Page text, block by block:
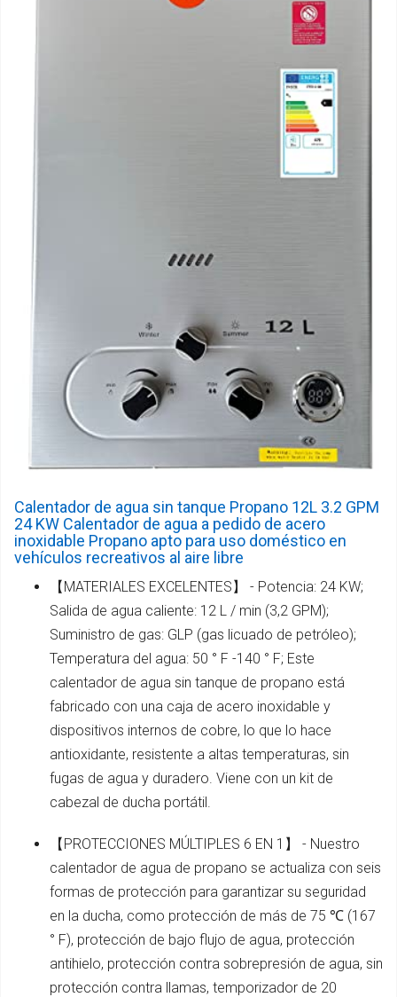
Calentador de agua sin tanque Propano 12L 3.2 GPM
24 KW Calentador de agua a pedido de acero
inoxidable Propano apto para uso doméstico en
vehículos recreativos al aire libre
【MATERIALES EXCELENTES】 - Potencia: 24 KW;
Salida de agua caliente: 12 L / min (3,2 GPM);
Suministro de gas: GLP (gas licuado de petróleo);
Temperatura del agua: 50 ° F -140 ° F; Este
calentador de agua sin tanque de propano está
fabricado con una caja de acero inoxidable y
dispositivos internos de cobre, lo que lo hace
antioxidante, resistente a altas temperaturas, sin
fugas de agua y duradero. Viene con un kit de
cabezal de ducha portátil.
【PROTECCIONES MÚLTIPLES 6 EN 1】 - Nuestro
calentador de agua de propano se actualiza con seis
formas de protección para garantizar su seguridad
en la ducha, como protección de más de 75 ℃ (167
° F), protección de bajo flujo de agua, protección
antihielo, protección contra sobrepresión de agua, sin
protección contra llamas, temporizador de 20